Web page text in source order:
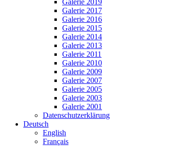
Galerie 2019
Galerie 2017
Galerie 2016
Galerie 2015
Galerie 2014
Galerie 2013
Galerie 2011
Galerie 2010
Galerie 2009
Galerie 2007
Galerie 2005
Galerie 2003
Galerie 2001
Datenschutzerklärung
Deutsch
English
Français